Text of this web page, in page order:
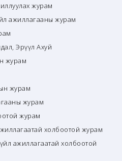
журам
ажиллагааны журам
Эрүүл Ахуй
журам
журам
журам
журам
холбоотой журам
ажиллагаатай холбоотой